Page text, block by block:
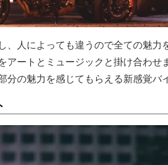
、人によっても違うので全ての魅力
アートとミュージックと掛け合わせ
分の魅力を感じてもらえる新感覚バ